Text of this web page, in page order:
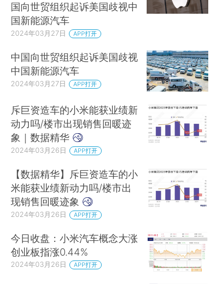
国向世贸组织起诉美国歧视中
国新能源汽车
2024年03月27日 APP打开
中国向世贸组织起诉美国歧视
中国新能源汽车
2024年03月27日 APP打开
斥巨资造车的小米能获业绩新
动力吗/楼市出现销售回暖迹
象｜数据精华
2024年03月26日 APP打开
【数据精华】斥巨资造车的小
米能获业绩新动力吗/楼市出
现销售回暖迹象
2024年03月26日 APP打开
今日收盘：小米汽车概念大涨
创业板指涨0.44%
2024年03月26日 APP打开